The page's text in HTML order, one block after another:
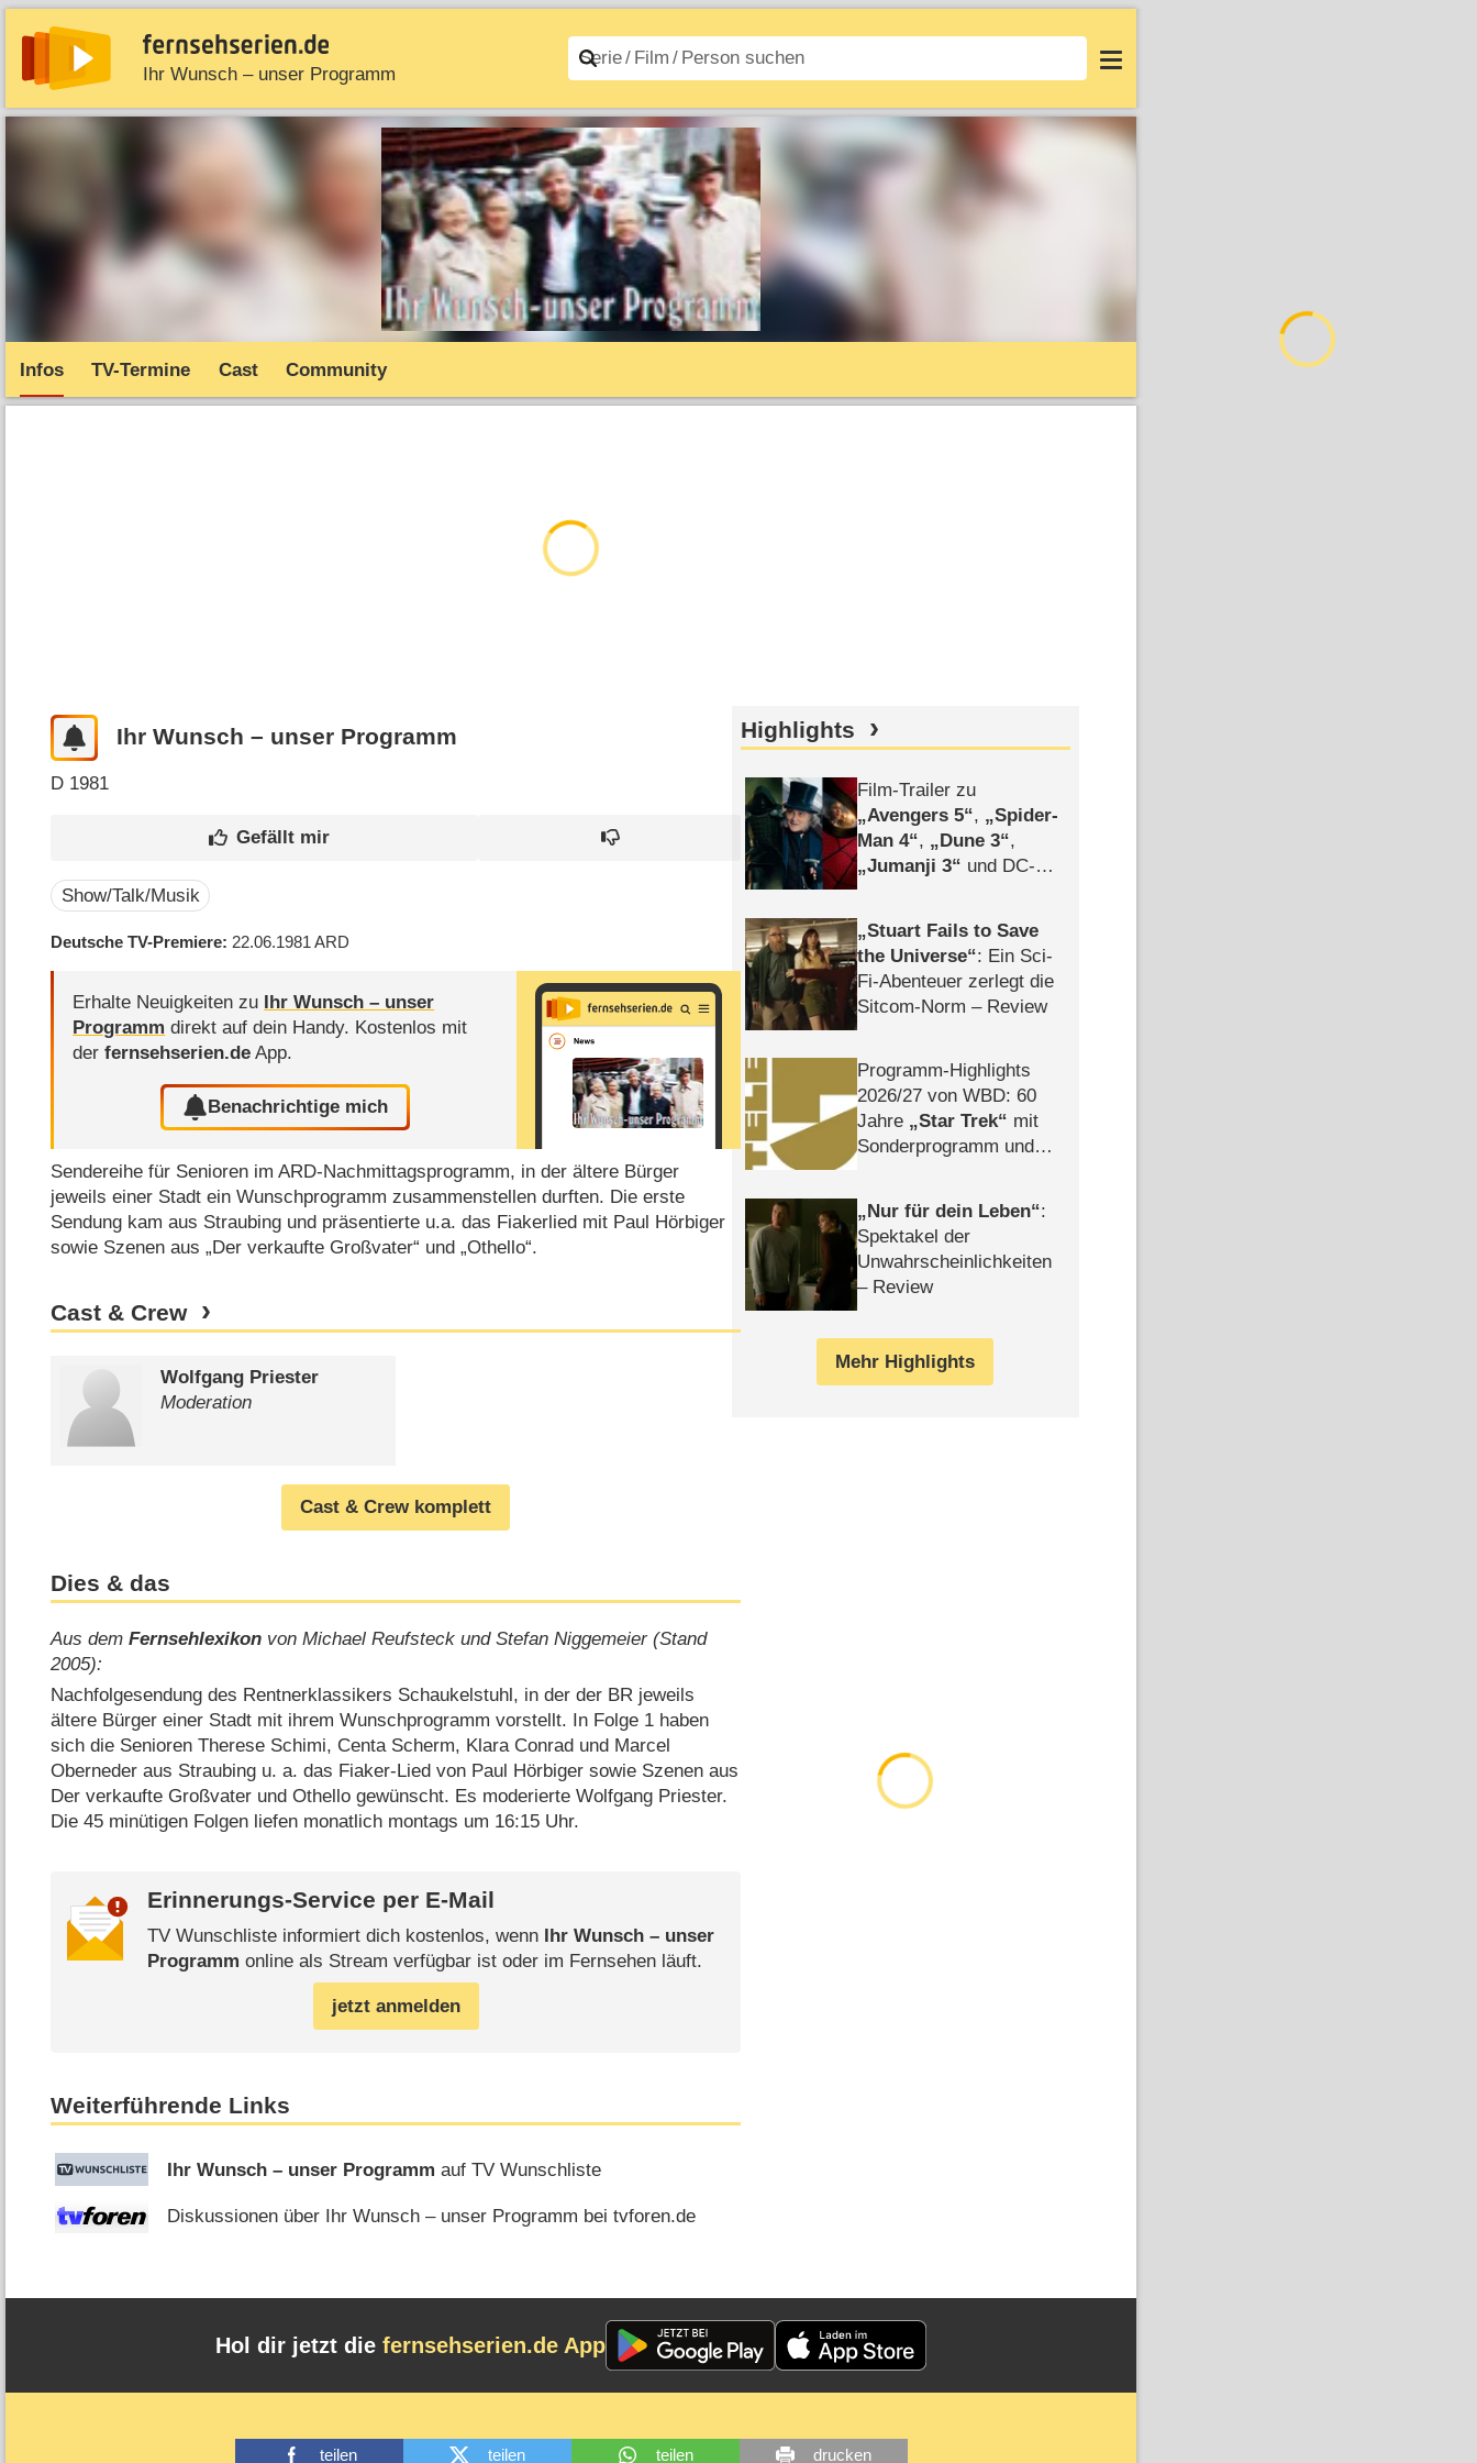
Ihr Wunsch – unser Programm
News Entdecken Streaming TV-Starts Filme A–Z Login
Infos TV-Termine Cast Community
Ihr Wunsch – unser Programm
D 1981
Show/Talk/Musik
Deutsche TV-Premiere 22.06.1981ARD
Erhalte Neuigkeiten zu Ihr Wunsch – unser
Programm direkt auf dein Handy. Kostenlos mit
derfernsehserien.de App.
Benachrichtige mich
Sendereihe für Senioren im ARD-Nachmittagsprogramm, in der ältere Bürger
jeweils einer Stadt ein Wunschprogramm zusammenstellen durften. Die erste
Sendung kam aus Straubing und präsentierte u.a. das Fiakerlied mit Paul Hörbiger
sowie Szenen aus „Der verkaufte Großvater“ und „Othello“.
Cast & Crew
Wolfgang Priester
Moderation
Cast & Crew komplett
Dies & das
Aus demFernsehlexikon von Michael Reufsteck und Stefan Niggemeier (Stand
2005):
Nachfolgesendung des Rentnerklassikers Schaukelstuhl, in der der BR jeweils
ältere Bürger einer Stadt mit ihrem Wunschprogramm vorstellt. In Folge 1 haben
sich die Senioren Therese Schimi, Centa Scherm, Klara Conrad und Marcel
Oberneder aus Straubing u. a. das Fiaker-Lied von Paul Hörbiger sowie Szenen aus
Der verkaufte Großvater und Othello gewünscht. Es moderierte Wolfgang Priester.
Die 45 minütigen Folgen liefen monatlich montags um 16:15 Uhr.
Erinnerungs-Service per E-Mail
TV Wunschliste informiert dich kostenlos, wenn Ihr Wunsch – unser
Programm online als Stream verfügbar ist oder im Fernsehen läuft.
jetzt anmelden
Weiterführende Links
Ihr Wunsch – unser Programm auf TV Wunschliste
Diskussionen über Ihr Wunsch – unser Programm bei tvforen.de
Highlights
Film-Trailer zu
Avengers 5 ,
Spider-
Man 4 , Dune 3 ,
Jumanji 3
und DC-
Stuart Fails to Save
the Universe : Ein Sci-
Fi-Abenteuer zerlegt die
Sitcom-Norm – Review
Programm-Highlights
2026/​27 von WBD: 60
Jahre
Star Trek
mit
Sonderprogramm und
Nur für dein Leben :
Spektakel der
Unwahrscheinlichkeiten
– Review
Mehr Highlights
Hol dir jetzt die fernsehserien.de App
teilen teilen teilen drucken